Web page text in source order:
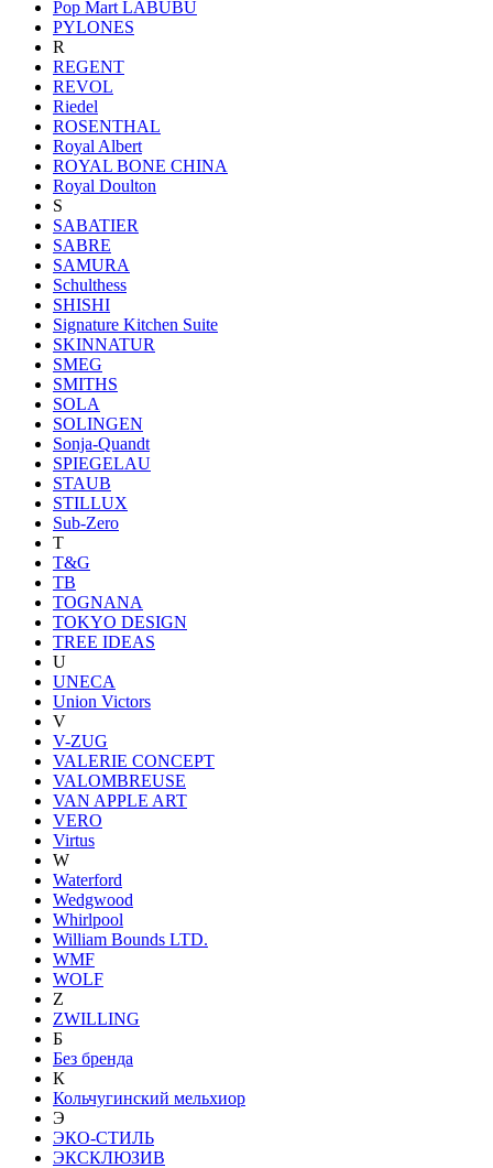
Pop Mart LABUBU
PYLONES
R
REGENT
REVOL
Riedel
ROSENTHAL
Royal Albert
ROYAL BONE CHINA
Royal Doulton
S
SABATIER
SABRE
SAMURA
Schulthess
SHISHI
Signature Kitchen Suite
SKINNATUR
SMEG
SMITHS
SOLA
SOLINGEN
Sonja-Quandt
SPIEGELAU
STAUB
STILLUX
Sub-Zero
T
T&G
TB
TOGNANA
TOKYO DESIGN
TREE IDEAS
U
UNECA
Union Victors
V
V-ZUG
VALERIE CONCEPT
VALOMBREUSE
VAN APPLE ART
VERO
Virtus
W
Waterford
Wedgwood
Whirlpool
William Bounds LTD.
WMF
WOLF
Z
ZWILLING
Б
Без бренда
К
Кольчугинский мельхиор
Э
ЭКО-СТИЛЬ
ЭКСКЛЮЗИВ